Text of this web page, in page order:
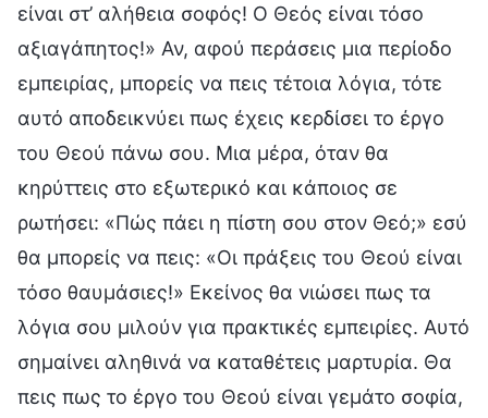
είναι στ’ αλήθεια σοφός! Ο Θεός είναι τόσο
αξιαγάπητος!» Αν, αφού περάσεις μια περίοδο
εμπειρίας, μπορείς να πεις τέτοια λόγια, τότε
αυτό αποδεικνύει πως έχεις κερδίσει το έργο
του Θεού πάνω σου. Μια μέρα, όταν θα
κηρύττεις στο εξωτερικό και κάποιος σε
ρωτήσει: «Πώς πάει η πίστη σου στον Θεό;» εσύ
θα μπορείς να πεις: «Οι πράξεις του Θεού είναι
τόσο θαυμάσιες!» Εκείνος θα νιώσει πως τα
λόγια σου μιλούν για πρακτικές εμπειρίες. Αυτό
σημαίνει αληθινά να καταθέτεις μαρτυρία. Θα
πεις πως το έργο του Θεού είναι γεμάτο σοφία,